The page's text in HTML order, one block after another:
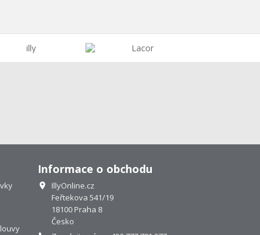
Informace o obchodu

IllyOnline.cz
Feřtekova 541/19
18100 Praha 8
Česko